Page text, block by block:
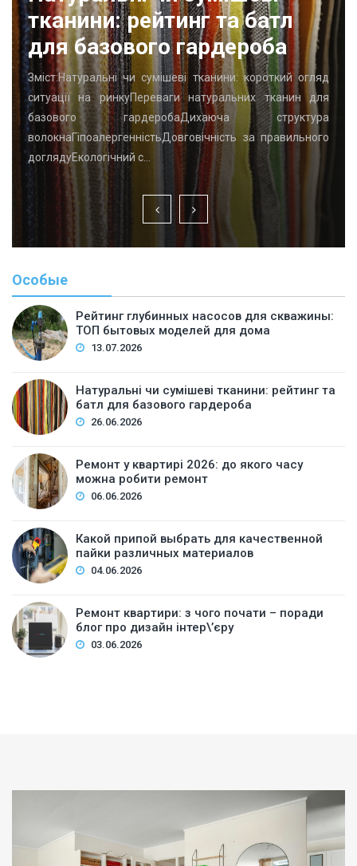
тканини: рейтинг та батл
для базового гардероба
Зміст:Натуральні чи сумішеві тканини: короткий огляд
ситуації на ринкуПереваги натуральних тканин для
базового гардеробаДихаюча структура
волокнаГіпоалергенністьДовговічність за правильного
доглядуЕкологічний с…
Особые
Рейтинг глубинных насосов для скважины:
ТОП бытовых моделей для дома
13.07.2026
Натуральні чи сумішеві тканини: рейтинг та
батл для базового гардероба
26.06.2026
Ремонт у квартирі 2026: до якого часу
можна робити ремонт
06.06.2026
Какой припой выбрать для качественной
пайки различных материалов
04.06.2026
Ремонт квартири: з чого почати – поради
блог про дизайн інтер\’єру
03.06.2026